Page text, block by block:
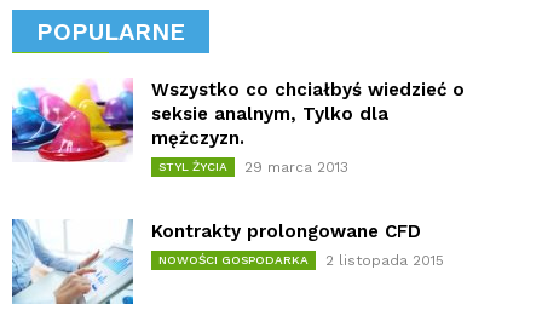
POPULARNE
Wszystko co chciałbyś wiedzieć o
seksie analnym, Tylko dla
mężczyzn.
STYL ŻYCIA 29 marca 2013
Kontrakty prolongowane CFD
NOWOŚCI GOSPODARKA 2 listopada 2015